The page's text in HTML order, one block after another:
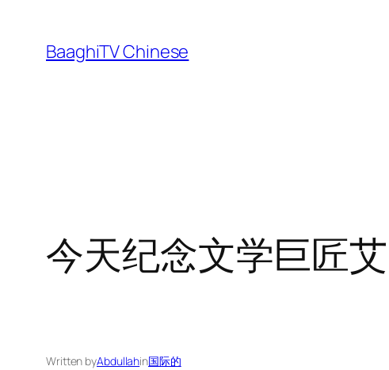
content
BaaghiTV Chinese
今天纪念文学巨匠
Written byAbdullahin国际的